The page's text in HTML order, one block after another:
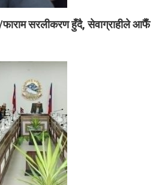
सरलीकरण हुँदै, सेवाग्राहीले आफैँ